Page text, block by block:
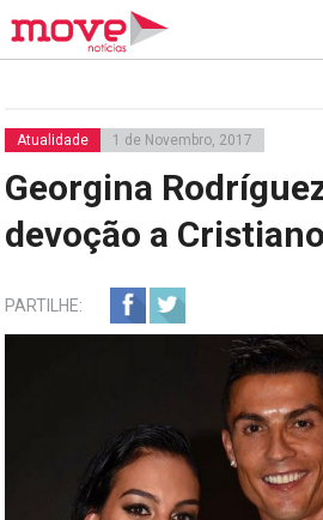
Atualidade 1 de Novembro, 2017
Georgina
devoção a
PARTILHE: